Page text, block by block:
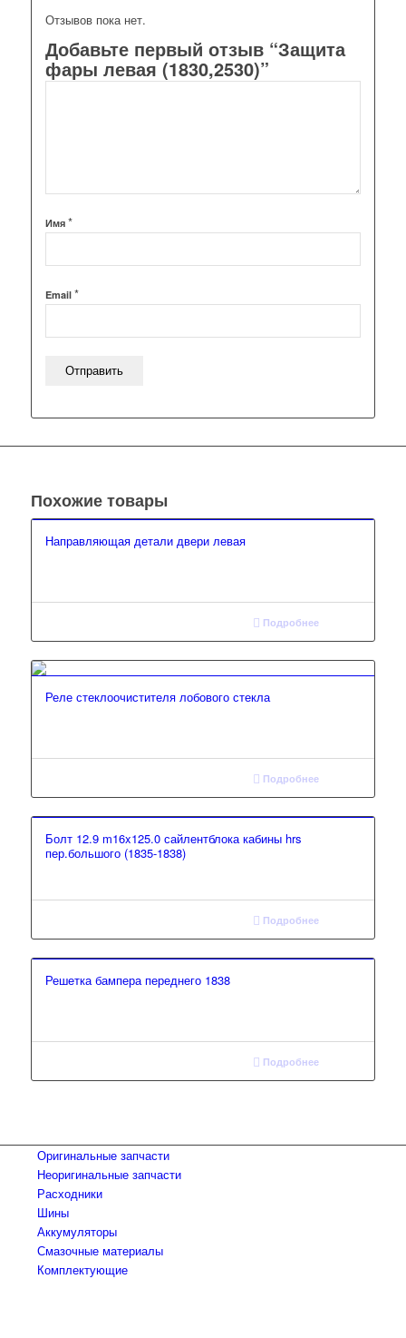
Отзывов пока нет.
Добавьте первый отзыв “Защита
фары левая (1830,2530)”
Имя *
Email *
Похожие товары
Направляющая детали двери левая
Подробнее
Реле стеклоочистителя лобового стекла
Подробнее
Болт 12.9 m16x125.0 сайлентблока кабины hrs
пер.большого (1835-1838)
Подробнее
Решетка бампера переднего 1838
Подробнее
Оригинальные запчасти
Неоригинальные запчасти
Расходники
Шины
Аккумуляторы
Смазочные материалы
Комплектующие